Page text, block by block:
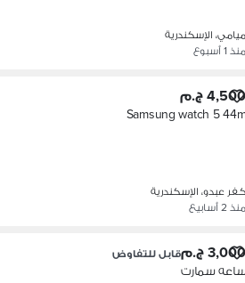
ميامي، الإسكندرية
منذ 1 أسبوع
4,500 ج.م
Samsung watch 5 44m
كفر عبدو، الإسكندرية
منذ 2 أسابيع
3,000 ج.م قابل للتفاوض
ساعه سمارت